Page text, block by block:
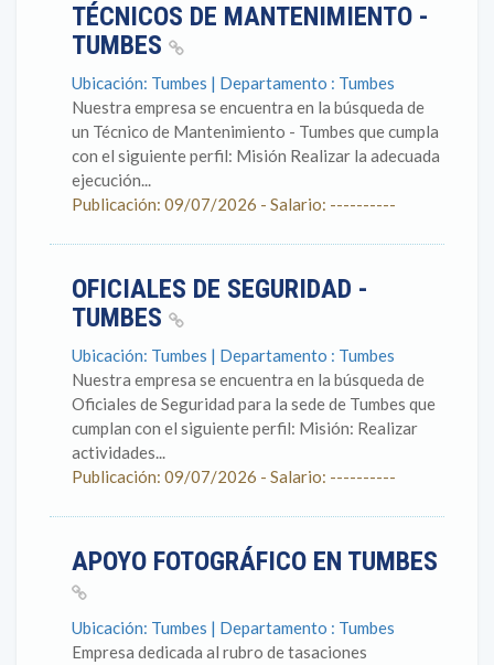
TÉCNICOS DE MANTENIMIENTO -
TUMBES
Ubicación: Tumbes | Departamento : Tumbes
Nuestra empresa se encuentra en la búsqueda de
un Técnico de Mantenimiento - Tumbes que cumpla
con el siguiente perfil: Misión Realizar la adecuada
ejecución...
Publicación: 09/07/2026 - Salario: ----------
OFICIALES DE SEGURIDAD -
TUMBES
Ubicación: Tumbes | Departamento : Tumbes
Nuestra empresa se encuentra en la búsqueda de
Oficiales de Seguridad para la sede de Tumbes que
cumplan con el siguiente perfil: Misión: Realizar
actividades...
Publicación: 09/07/2026 - Salario: ----------
APOYO FOTOGRÁFICO EN TUMBES
Ubicación: Tumbes | Departamento : Tumbes
Empresa dedicada al rubro de tasaciones